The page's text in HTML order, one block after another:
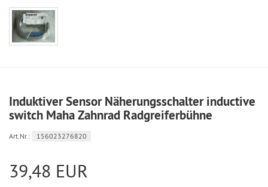
Induktiver Sensor Näherungsschalter inductive
switch Maha Zahnrad Radgreiferbühne
Art.Nr.: 156023276820
39,48 EUR